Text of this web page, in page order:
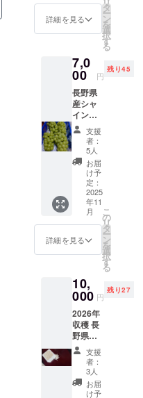
下さい。
詳細を見る
タ
ー
ン
を
選
択
す
る
7,0
00 円
残り45
長野県
産シャ
インマ
スカッ
ト 粒
内容量
１kg
パック
詰めさ
れた粒
シャイ
ンマス
カット
ですの
で届き
庫に冷
やして
早めに
お召し
上がり
下さ
い。 も
ちろん
お料理
にもお
使い頂
支援
者：
5人
お届
け予
定：
2025
年11
月
詳細を見る
こ
の
リ
タ
ー
ン
を
選
択
す
る
10,
000 円
残り27
2026年
収穫 長
野県産
銘柄
「風さ
やか」
新米！
内容量
支援
者：
3人
お届
け予